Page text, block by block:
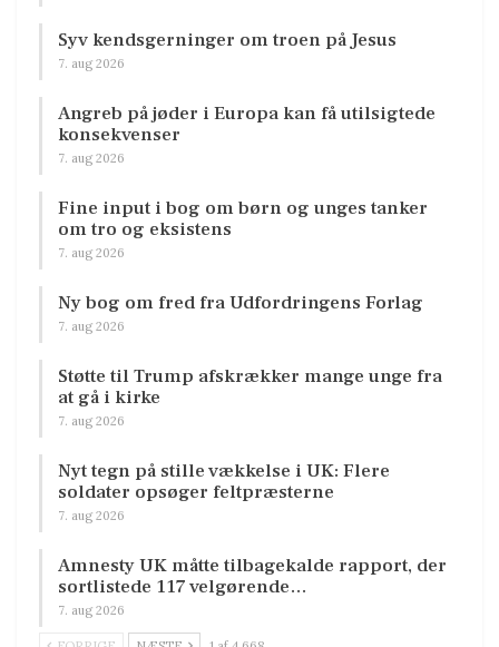
Syv kendsgerninger om troen på Jesus
7. aug 2026
Angreb på jøder i Europa kan få utilsigtede
konsekvenser
7. aug 2026
Fine input i bog om børn og unges tanker
om tro og eksistens
7. aug 2026
Ny bog om fred fra Udfordringens Forlag
7. aug 2026
Støtte til Trump afskrækker mange unge fra
at gå i kirke
7. aug 2026
Nyt tegn på stille vækkelse i UK: Flere
soldater opsøger feltpræsterne
7. aug 2026
Amnesty UK måtte tilbagekalde rapport, der
sortlistede 117 velgørende…
7. aug 2026